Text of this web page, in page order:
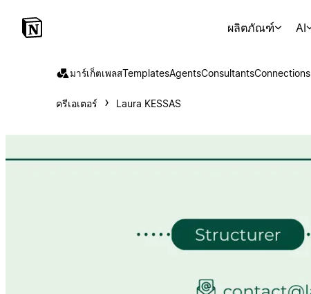
ผลิตภัณฑ์ AI
มาร์เก็ตเพลสTemplatesAgentsConsultantsConnections
ครีเอเตอร์ Laura KESSAS